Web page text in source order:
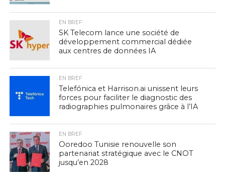
EN BREF
SK Telecom lance une société de
développement commercial dédiée
aux centres de données IA
EN BREF
Telefónica et Harrison.ai unissent leurs
forces pour faciliter le diagnostic des
radiographies pulmonaires grâce à l’IA
EN BREF
Ooredoo Tunisie renouvelle son
partenariat stratégique avec le CNOT
jusqu’en 2028